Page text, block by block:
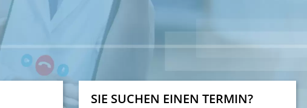
SIE SUCHEN EINEN TERMIN?